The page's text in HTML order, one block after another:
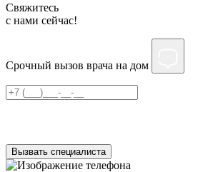
Свяжитесь
c нами сейчас!
Срочный вызов врача на дом
Вызвать специалиста